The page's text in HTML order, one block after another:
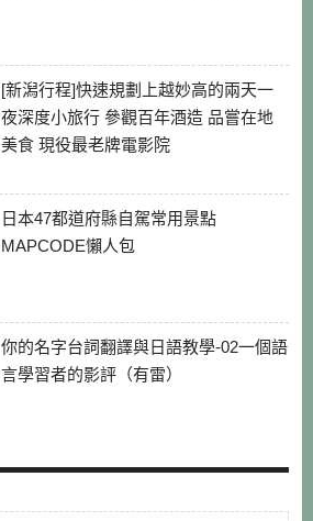
[新潟行程]快速規劃上越妙高的兩天一
夜深度小旅行 參觀百年酒造 品嘗在地
美食 現役最老牌電影院
日本47都道府縣自駕常用景點
MAPCODE懶人包
你的名字台詞翻譯與日語教學-02一個語
言學習者的影評（有雷）